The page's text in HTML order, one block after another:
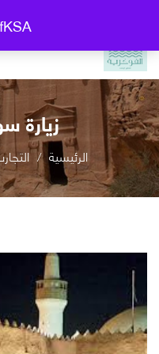
زيارة
الرئيسية